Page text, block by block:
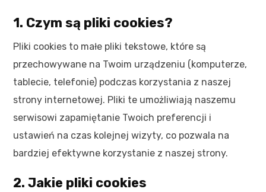
1. Czym są pliki cookies?
Pliki cookies to małe pliki tekstowe, które są
przechowywane na Twoim urządzeniu (komputerze,
tablecie, telefonie) podczas korzystania z naszej
strony internetowej. Pliki te umożliwiają naszemu
serwisowi zapamiętanie Twoich preferencji i
ustawień na czas kolejnej wizyty, co pozwala na
bardziej efektywne korzystanie z naszej strony.
2. Jakie pliki cookies